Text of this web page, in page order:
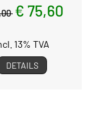
€ 75,60
13% TVA
DETAILS